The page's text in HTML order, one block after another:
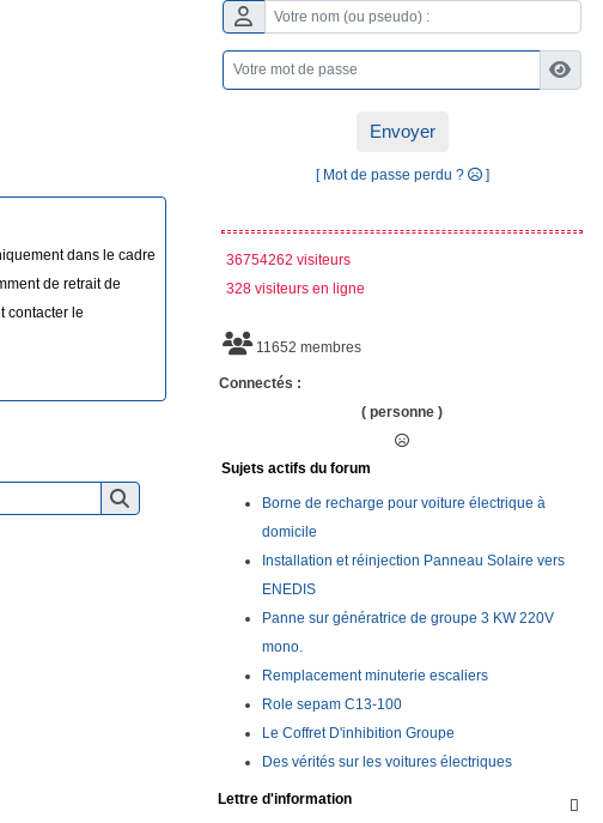
dans le cadre
de retrait de
contacter le
Envoyer
[ Mot de passe perdu ? ]
36754262 visiteurs
328 visiteurs en ligne
11652 membres
Connectés :
( personne )
Sujets actifs du forum
Borne de recharge pour voiture électrique à
domicile
Installation et réinjection Panneau Solaire vers
ENEDIS
Panne sur génératrice de groupe 3 KW 220V
mono.
Remplacement minuterie escaliers
Role sepam C13-100
Le Coffret D'inhibition Groupe
Des vérités sur les voitures électriques

Lettre d'information